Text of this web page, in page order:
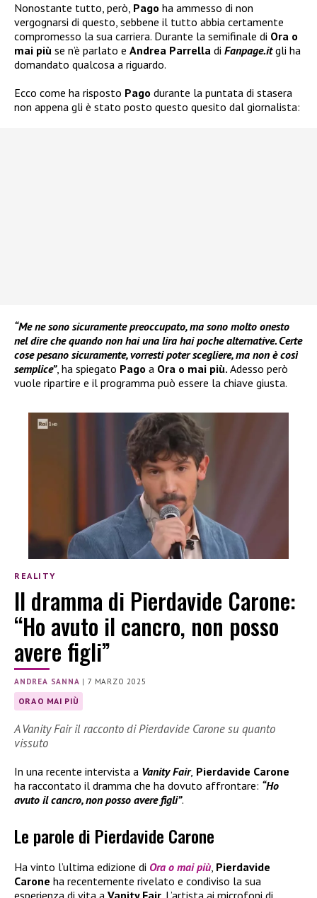
Nonostante tutto, però, Pago ha ammesso di non
vergognarsi di questo, sebbene il tutto abbia certamente
compromesso la sua carriera. Durante la semifinale di Ora o
mai più se n’è parlato e Andrea Parrella di Fanpage.itgli ha
domandato qualcosa a riguardo.
Ecco come ha risposto Pago durante la puntata di stasera
non appena gli è stato posto questo quesito dal giornalista:
“Me ne sono sicuramente preoccupato, ma sono molto onesto
nel dire che quando non hai una lira hai poche alternative. Certe
cose pesano sicuramente, vorresti poter scegliere, ma non è così
semplice”, ha spiegato Pago a Ora o mai più. Adesso però
vuole ripartire e il programma può essere la chiave giusta.
REALITY
Il dramma di Pierdavide Carone:
“Ho avuto il cancro, non posso
avere figli”
ANDREA SANNA |7 MARZO 2025
ORA O MAI PIÙ
A Vanity Fair il racconto di Pierdavide Carone su quanto
vissuto
In una recente intervista a Vanity Fair, Pierdavide Carone
ha raccontato il dramma che ha dovuto affrontare: “Ho
avuto il cancro, non posso avere figli”.
Le parole di Pierdavide Carone
Ha vinto l’ultima edizione di Ora o mai più Pierdavide
Carone ha recentemente rivelato e condiviso la sua
esperienza di vita a Vanity Fair . L’artista ai microfoni di